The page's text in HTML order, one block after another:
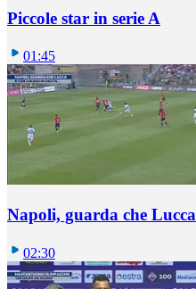
Piccole star in serie A
01:45
Napoli, guarda che Lucca
02:30